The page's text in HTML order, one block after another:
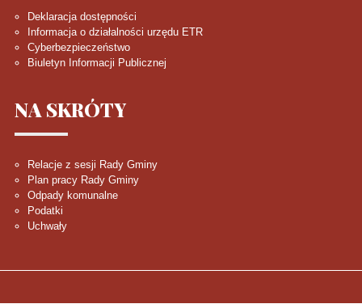
Deklaracja dostępności
Informacja o działalności urzędu ETR
Cyberbezpieczeństwo
Biuletyn Informacji Publicznej
NA SKRÓTY
Relacje z sesji Rady Gminy
Plan pracy Rady Gminy
Odpady komunalne
Podatki
Uchwały